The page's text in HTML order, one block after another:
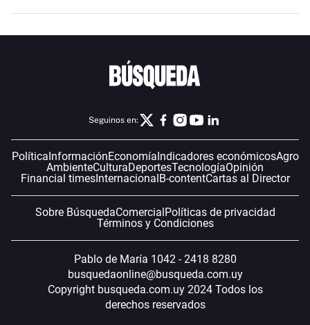
Seguinos en:
PolíticaInformaciónEconomíaIndicadores económicosAgro
AmbienteCulturaDeportesTecnologíaOpinión
Financial timesInternacionalB-contentCartas al Director
Sobre BúsquedaComercialPolíticas de privacidad
Términos y Condiciones
Pablo de María 1042 - 2418 8280
busquedaonline@busqueda.com.uy
Copyright busqueda.com.uy 2024 Todos los
derechos reservados